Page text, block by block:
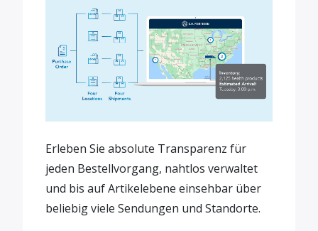
Erleben Sie absolute Transparenz für
jeden Bestellvorgang, nahtlos verwaltet
und bis auf Artikelebene einsehbar über
beliebig viele Sendungen und Standorte.